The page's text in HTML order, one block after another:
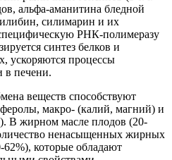
альфа-аманитина бледной
силимарин и их
РНК-полимеразу
синтез белков и
ускоряются процессы
в печени.
веществ способствуют
макро- (калий, магний) и
В жирном масле плодов (20-
ненасыщенных жирных
62%), которые обладают